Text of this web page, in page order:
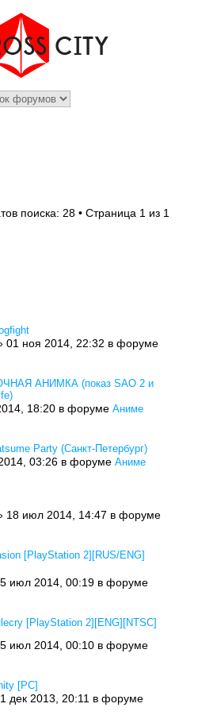
поиска: 28 • Страница 1из 1
01 ноя 2014, 22:32 в форуме
АНИМКА (показ SAO 2 и
18:20 в форумеАниме
Party (Санкт-Петербург)
03:26 в форумеАниме
18 июл 2014, 14:47 в форуме
[PlayStation 2][RUS/ENG]
июл 2014, 00:19 в форуме
[PlayStation 2][ENG][NTSC]
июл 2014, 00:10 в форуме
[PC]
дек 2013, 20:11 в форуме